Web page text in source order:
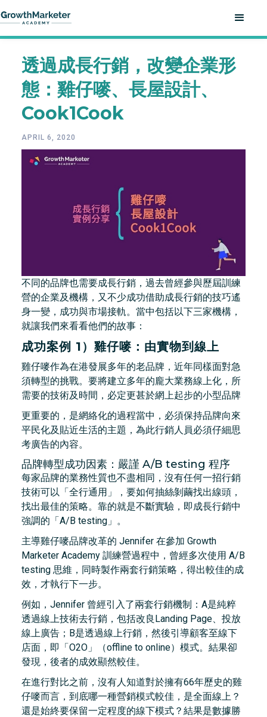
透過成長行銷，改變企業形
態：雞仔嘜、長屋設計、
Cook1Cook
APRIL 6, 2020
不同的品牌也需要成長行銷，過去曾經參與歷屆訓練
營的企業及機構，又不少成功借助成長行銷的技巧遙
身一變，成功與市場接軌。當中包括以下三家機構，
就讓我們來看看他們的故事：
成功案例 1）雞仔嘜：由實物到線上
雞仔嘜作為在港發展多年的老品牌，近年同樣面對急
須轉型的挑戰。要將建立多年的龐大業務線上化，所
需要的技術及時間，必定更甚於網上起步的小型品牌
更重要的，是網絡化的過程當中，必須保持品牌向來
平民化及貼近生活的主題，為此行銷人員必須仔細思
考廣告的內容。
品牌轉型成功因素：嚴謹 A/B testing 程序
每家品牌的業務性質也不盡相同，沒有任何一招行銷
技術可以「全行通用」，要如何抽絲剝繭找出線頭，
找出最佳的策略。靠的就是不斷實驗，即成長行銷中
強調的「A/B testing」。
主導雞仔嘜品牌改革的 Jennifer 在參加 Growth
Marketer Academy 訓練營過程中，曾經多次使用 A/B
testing 思維，同時製作兩套行銷策略，得出較佳的成
效，才執行下一步。
例如，Jennifer 曾經引入了兩套行銷機制：A是純粹
透過線上技術去行銷，包括改良Landing Page、投放
線上廣告；B是透過線上行銷，然後引導顧客至線下
店面，即「O2O」（offline to online）模式。結果卻
發現，後者的成效顯然較佳。
在進行對比之前，沒有人知道對於擁有66年歷史的雞
仔嘜而言，到底哪一種營銷模式較佳，是全面線上？
還是始終要保留一定程度的線下模式？結果是數據勝